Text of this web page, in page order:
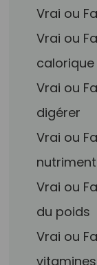
Vrai ou
Vrai ou
calorique
Vrai ou
digérer
Vrai ou
Vrai ou
du poids
Vrai ou
vitamines